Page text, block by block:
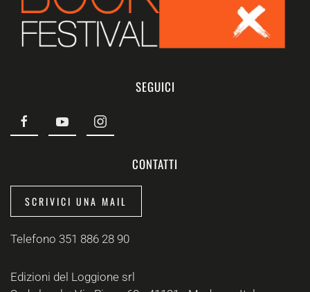
SEGUICI
CONTATTI
SCRIVICI UNA MAIL
Telefono 351 886 28 90
Edizioni del Loggione srl